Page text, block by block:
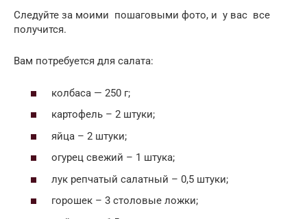
Следуйте за моими пошаговыми фото, и у вас все
получится.
Вам потребуется для салата:
колбаса — 250 г;
картофель – 2 штуки;
яйца – 2 штуки;
огурец свежий – 1 штука;
лук репчатый салатный – 0,5 штуки;
горошек – 3 столовые ложки;